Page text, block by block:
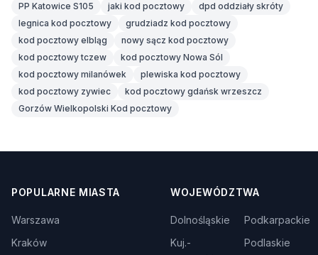
PP Katowice S105
jaki kod pocztowy
dpd oddziały skróty
legnica kod pocztowy
grudziadz kod pocztowy
kod pocztowy elbląg
nowy sącz kod pocztowy
kod pocztowy tczew
kod pocztowy Nowa Sól
kod pocztowy milanówek
plewiska kod pocztowy
kod pocztowy zywiec
kod pocztowy gdańsk wrzeszcz
Gorzów Wielkopolski Kod pocztowy
POPULARNE MIASTA
Warszawa
Kraków
WOJEWÓDZTWA
Dolnośląskie
Kuj.-
Podkarpackie
Podlaskie